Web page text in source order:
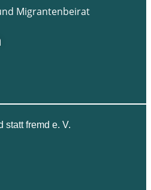
Migrantenbeirat
statt fremd e. V.